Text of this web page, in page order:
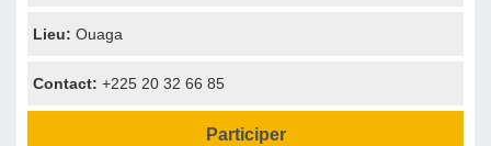
Lieu: Ouaga
Contact: +225 20 32 66 85
Participer